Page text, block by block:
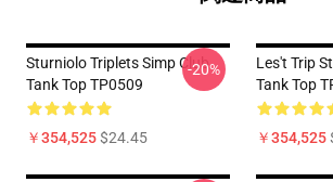
Sturniolo Triplets Simp Club
Tank Top TP0509
￥354,525$24.45
-20%
Les't Trip
Tank Top
￥354,525